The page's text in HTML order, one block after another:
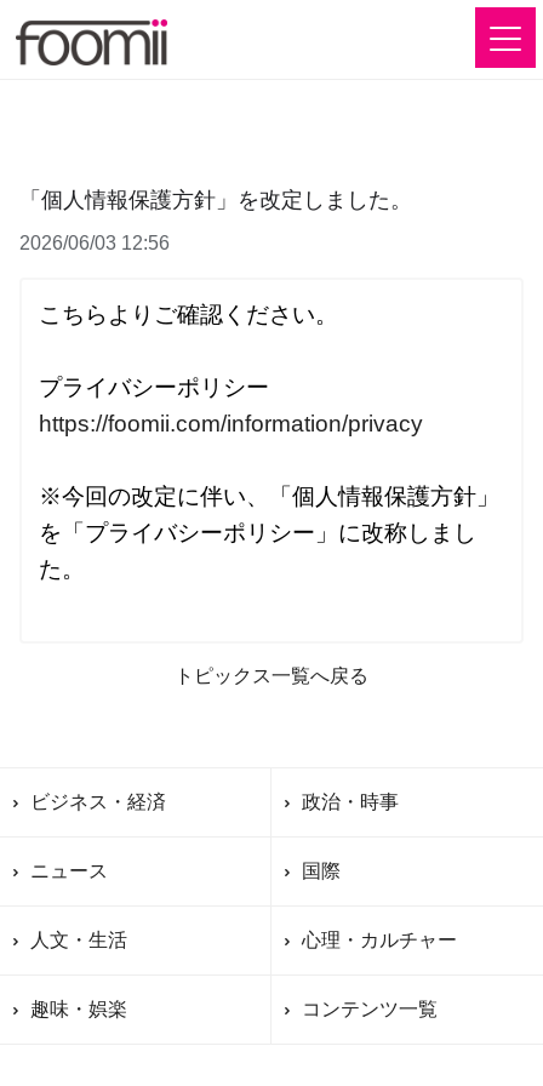
「個人情報保護方針」を改定しました。
2026/06/03 12:56
こちらよりご確認ください。
https://foomii.com/information/privacy
※今回の改定に伴い、「個人情報保護方針」
を「プライバシーポリシー」に改称しまし
た。
トピックス一覧へ戻る
ビジネス・経済 政治・時事
ニュース 国際
人文・生活 心理・カルチャー
趣味・娯楽 コンテンツ一覧